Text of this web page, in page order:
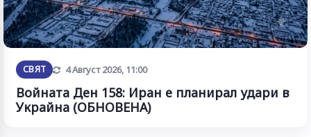
СВЯТ Обновена
4 Август 2026, 11:00
Войната Ден 158: Иран е планирал удари в
Украйна (ОБНОВЕНА)